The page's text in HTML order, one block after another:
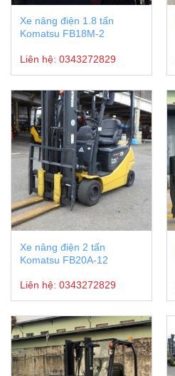
Xe nâng điện 1.8 tấn
Komatsu FB18M-2
Liên hệ: 0343272829
Xe nâng điện 2 tấn
Komatsu FB20A-12
Liên hệ: 0343272829